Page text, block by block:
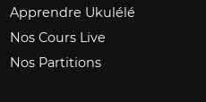
Apprendre Ukulélé
Nos Cours Live
Nos Partitions